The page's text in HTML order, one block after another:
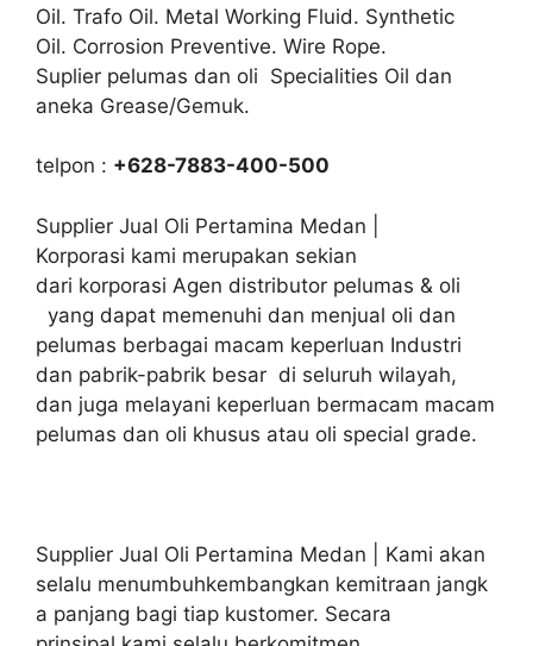
Oil. Trafo Oil. Metal Working Fluid. Synthetic
Oil. Corrosion Preventive. Wire Rope.
Suplier pelumas dan oli Specialities Oil dan
aneka Grease/Gemuk.
telpon : +628-7883-400-500
Supplier Jual Oli Pertamina Medan |
Korporasi kami merupakan sekian
dari korporasi Agen distributor pelumas & oli
yang dapat memenuhi dan menjual oli dan
pelumas berbagai macam keperluan Industri
dan pabrik-pabrik besar di seluruh wilayah,
dan juga melayani keperluan bermacam macam
pelumas dan oli khusus atau oli special grade.
Supplier Jual Oli Pertamina Medan | Kami akan
selalu menumbuhkembangkan kemitraan jangk
a panjang bagi tiap kustomer. Secara